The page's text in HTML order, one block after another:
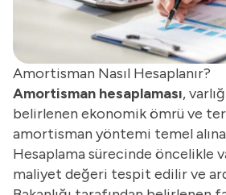
Amortisman Nasıl Hesaplanır?
Amortisman hesaplaması,
belirlenen ekonomik ömrü ve
amortisman yöntemi temel
Hesaplama sürecinde öncelikle
maliyet değeri tespit edilir ve